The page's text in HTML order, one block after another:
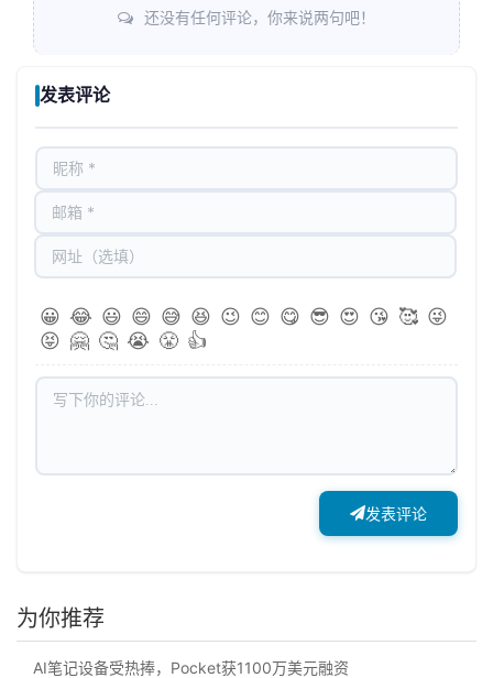
还没有任何评论，你来说两句吧！
发表评论
😀 😂 😃 😄 😅 😆 😉 😊 😋 😎 😍 😘 🥰 😜
😝 🤗 🤔 😭 😤 👍
发表评论
为你推荐
AI笔记设备受热捧，Pocket获1100万美元融资